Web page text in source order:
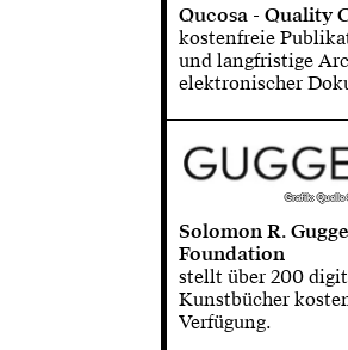
Qucosa - Quality
kostenfreie
und langfristige
elektronischer
Grafik: Quelle
Grafik: Quelle
Solomon R.
Foundation
stellt über 200
Kunstbücher
Verfügung.